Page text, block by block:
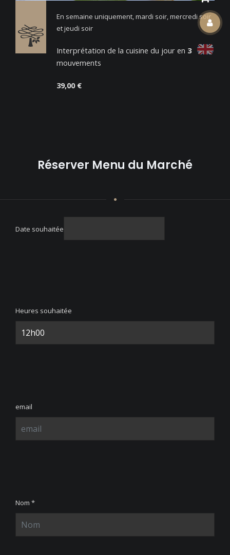
En semaine uniquement, mardi soir, mercredi soir
et jeudi soir
Interprétation de la cuisine du jour en 3
mouvements
39,00 €
Réserver Menu du Marché
Date souhaitée
Heures souhaitée
email
Nom *
account